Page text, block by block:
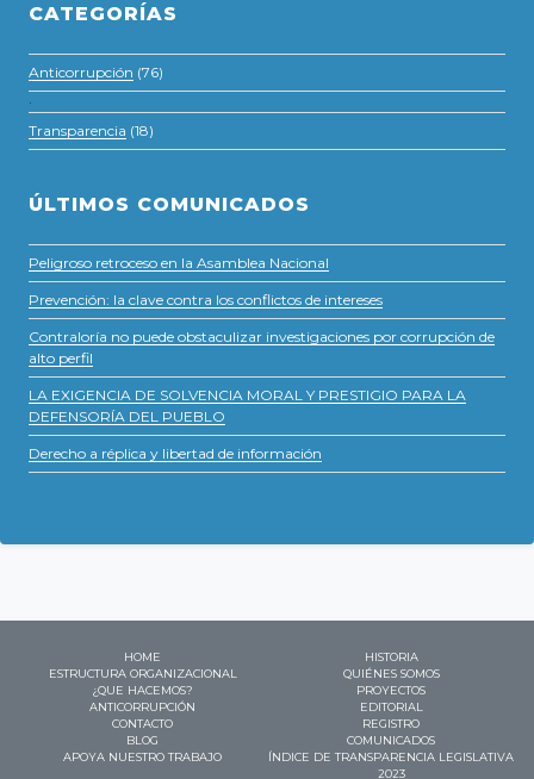
CATEGORÍAS
Anticorrupción (76)
·
Transparencia (18)
ÚLTIMOS COMUNICADOS
Peligroso retroceso en la Asamblea Nacional
Prevención: la clave contra los conflictos de intereses
Contraloría no puede obstaculizar investigaciones por corrupción de
alto perfil
LA EXIGENCIA DE SOLVENCIA MORAL Y PRESTIGIO PARA LA
DEFENSORÍA DEL PUEBLO
Derecho a réplica y libertad de información
HOME
HISTORIA
ESTRUCTURA ORGANIZACIONAL
QUIÉNES SOMOS
¿QUE HACEMOS?
PROYECTOS
ANTICORRUPCIÓN
EDITORIAL
CONTACTO
REGISTRO
BLOG
COMUNICADOS
APOYA NUESTRO TRABAJO
ÍNDICE DE TRANSPARENCIA LEGISLATIVA
2023